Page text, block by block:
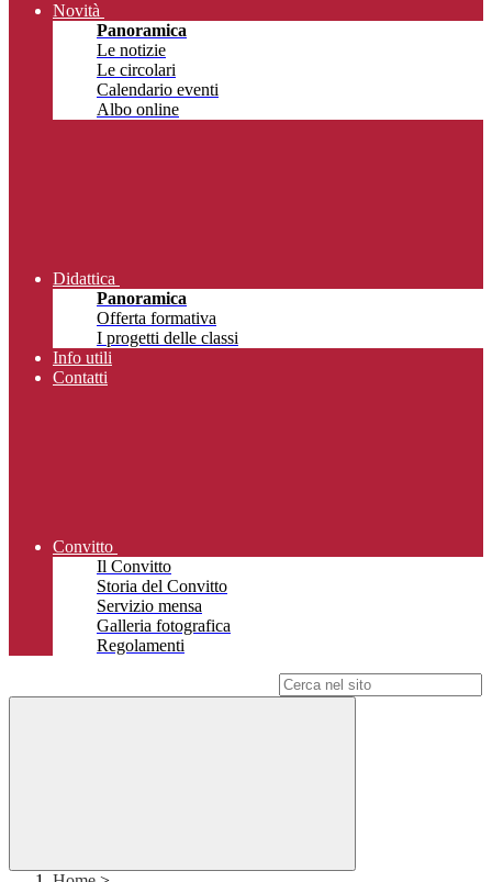
Novità
Panoramica
Le notizie
Le circolari
Calendario eventi
Albo online
Didattica
Panoramica
Offerta formativa
I progetti delle classi
Info utili
Contatti
Convitto
Il Convitto
Storia del Convitto
Servizio mensa
Galleria fotografica
Regolamenti